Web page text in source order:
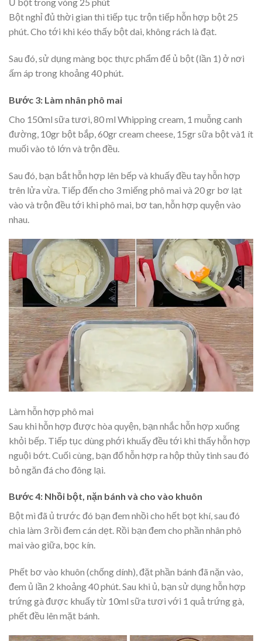
Ủ bột trong vòng 25 phút
Bột nghỉ đủ thời gian thì tiếp tục trộn tiếp hỗn hợp bột 25
phút. Cho tới khi kéo thấy bột dai, không rách là đạt.
Sau đó, sử dụng màng bọc thực phẩm để ủ bột (lần 1) ở nơi
ấm áp trong khoảng 40 phút.
Bước 3: Làm nhân phô mai
Cho 150ml sữa tươi, 80 ml Whipping cream, 1 muỗng canh
đường, 10gr bột bắp, 60gr cream cheese, 15gr sữa bột và1 ít
muối vào tô lớn và trộn đều.
Sau đó, bạn bắt hỗn hợp lên bếp và khuấy đều tay hỗn hợp
trên lửa vừa. Tiếp đến cho 3 miếng phô mai và 20 gr bơ lạt
vào và trộn đều tới khi phô mai, bơ tan, hỗn hợp quyện vào
nhau.
Làm hỗn hợp phô mai
Sau khi hỗn hợp được hòa quyện, bạn nhắc hỗn hợp xuống
khỏi bếp. Tiếp tục dùng phới khuấy đều tới khi thấy hỗn hợp
nguội bớt. Cuối cùng, bạn đổ hỗn hợp ra hộp thủy tinh sau đó
bỏ ngăn đá cho đông lại.
Bước 4: Nhồi bột, nặn bánh và cho vào khuôn
Bột mì đã ủ trước đó bạn đem nhồi cho hết bọt khí, sau đó
chia làm 3 rồi đem cán dẹt. Rồi bạn đem cho phần nhân phô
mai vào giữa, bọc kín.
Phết bơ vào khuôn (chống dính), đặt phần bánh đã nặn vào,
đem ủ lần 2 khoảng 40 phút. Sau khi ủ, bạn sử dụng hỗn hợp
trứng gà được khuấy từ 10ml sữa tươi với 1 quả trứng gà,
phết đều lên mặt bánh.